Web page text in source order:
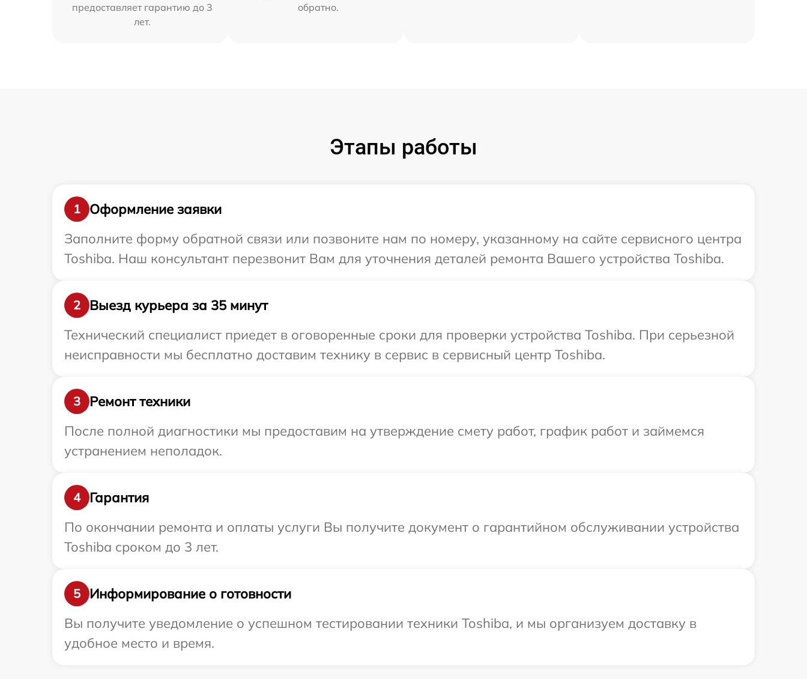
предоставляет гарантию до 3
лет.
обратно.
Этапы работы
1
Оформление заявки
Заполните форму обратной связи или позвоните нам по номеру, указанному на сайте сервисного центра
Toshiba. Наш консультант перезвонит Вам для уточнения деталей ремонта Вашего устройства Toshiba.
2
Выезд курьера за 35 минут
Технический специалист приедет в оговоренные сроки для проверки устройства Toshiba. При серьезной
неисправности мы бесплатно доставим технику в сервис в сервисный центр Toshiba.
3
Ремонт техники
После полной диагностики мы предоставим на утверждение смету работ, график работ и займемся
устранением неполадок.
4
Гарантия
По окончании ремонта и оплаты услуги Вы получите документ о гарантийном обслуживании устройства
Toshiba сроком до 3 лет.
5
Информирование о готовности
Вы получите уведомление о успешном тестировании техники Toshiba, и мы организуем доставку в
удобное место и время.